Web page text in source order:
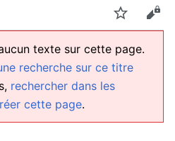
Suivre
texte sur cette page.
recherche sur ce titre
rechercher dans les
cette page.